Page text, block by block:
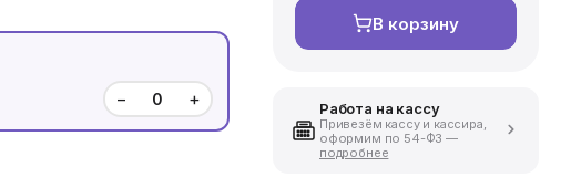
− +
В корзину
Работа на кассу
Привезём кассу и кассира,
оформим по 54-ФЗ —
подробнее